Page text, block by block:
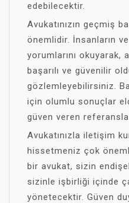
edebilecektir.
Avukatınızın geçmiş
önemlidir. İnsanların
yorumlarını okuyarak,
başarılı ve güvenilir
gözlemleyebilirsiniz.
için olumlu sonuçlar
güven veren
Avukatınızla iletişim
hissetmeniz çok
bir avukat, sizin
sizinle işbirliği içinde
yönetecektir. Güven